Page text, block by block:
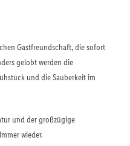
Gastfreundschaft, die sofort
gelobt werden die
und die Sauberkeit im
und der großzügige
wieder.